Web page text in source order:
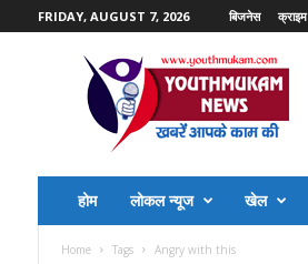
FRIDAY, AUGUST 7, 2026 बिजनेस क्राइम
होम लोकल न्यूज खेल
Home Tags Angry with this